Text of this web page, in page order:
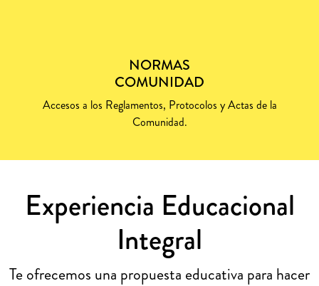
NORMAS
COMUNIDAD
Accesos a los Reglamentos, Protocolos y Actas de la
Comunidad.
Experiencia Educacional
Integral
Te ofrecemos una propuesta educativa para hacer